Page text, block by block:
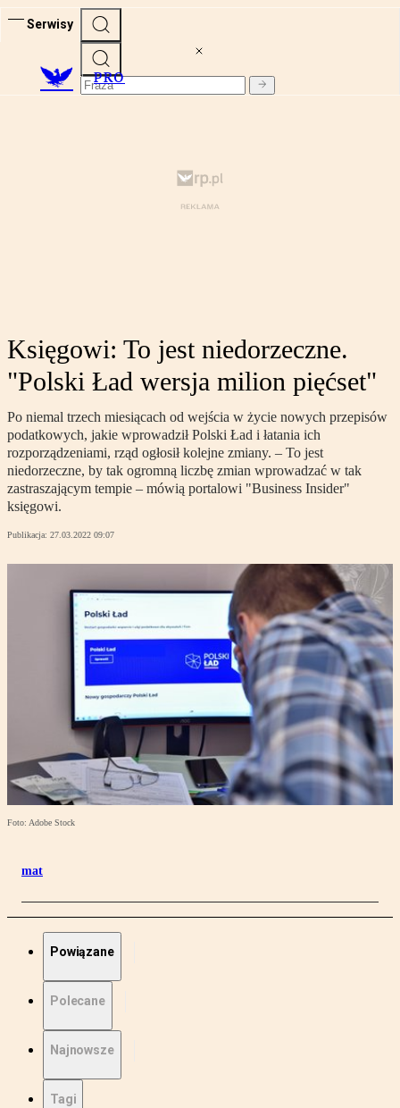
Serwisy
PRO
Księgowi: To jest niedorzeczne.
"Polski Ład wersja milion pięćset"
Po niemal trzech miesiącach od wejścia w życie nowych przepisów
podatkowych, jakie wprowadził Polski Ład i łatania ich
rozporządzeniami, rząd ogłosił kolejne zmiany. – To jest
niedorzeczne, by tak ogromną liczbę zmian wprowadzać w tak
zastraszającym tempie – mówią portalowi "Business Insider"
księgowi.
Publikacja: 27.03.2022 09:07
Foto: Adobe Stock
mat
Powiązane
Polecane
Najnowsze
Tagi